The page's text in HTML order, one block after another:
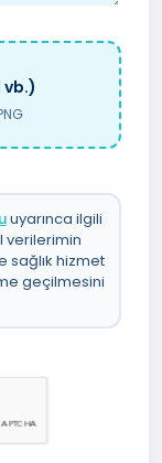
vb.)
uyarınca ilgili
verilerimin
sağlık hizmet
geçilmesini